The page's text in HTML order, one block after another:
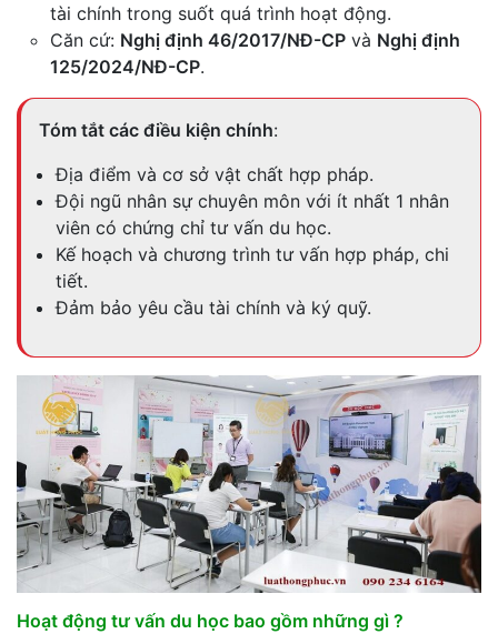
tài chính trong suốt quá trình hoạt động.
Căn cứ: Nghị định 46/2017/NĐ-CP và Nghị định
125/2024/NĐ-CP.
Tóm tắt các điều kiện chính:
Địa điểm và cơ sở vật chất hợp pháp.
Đội ngũ nhân sự chuyên môn với ít nhất 1 nhân
viên có chứng chỉ tư vấn du học.
Kế hoạch và chương trình tư vấn hợp pháp, chi
tiết.
Đảm bảo yêu cầu tài chính và ký quỹ.
Hoạt động tư vấn du học bao gồm những gì ?